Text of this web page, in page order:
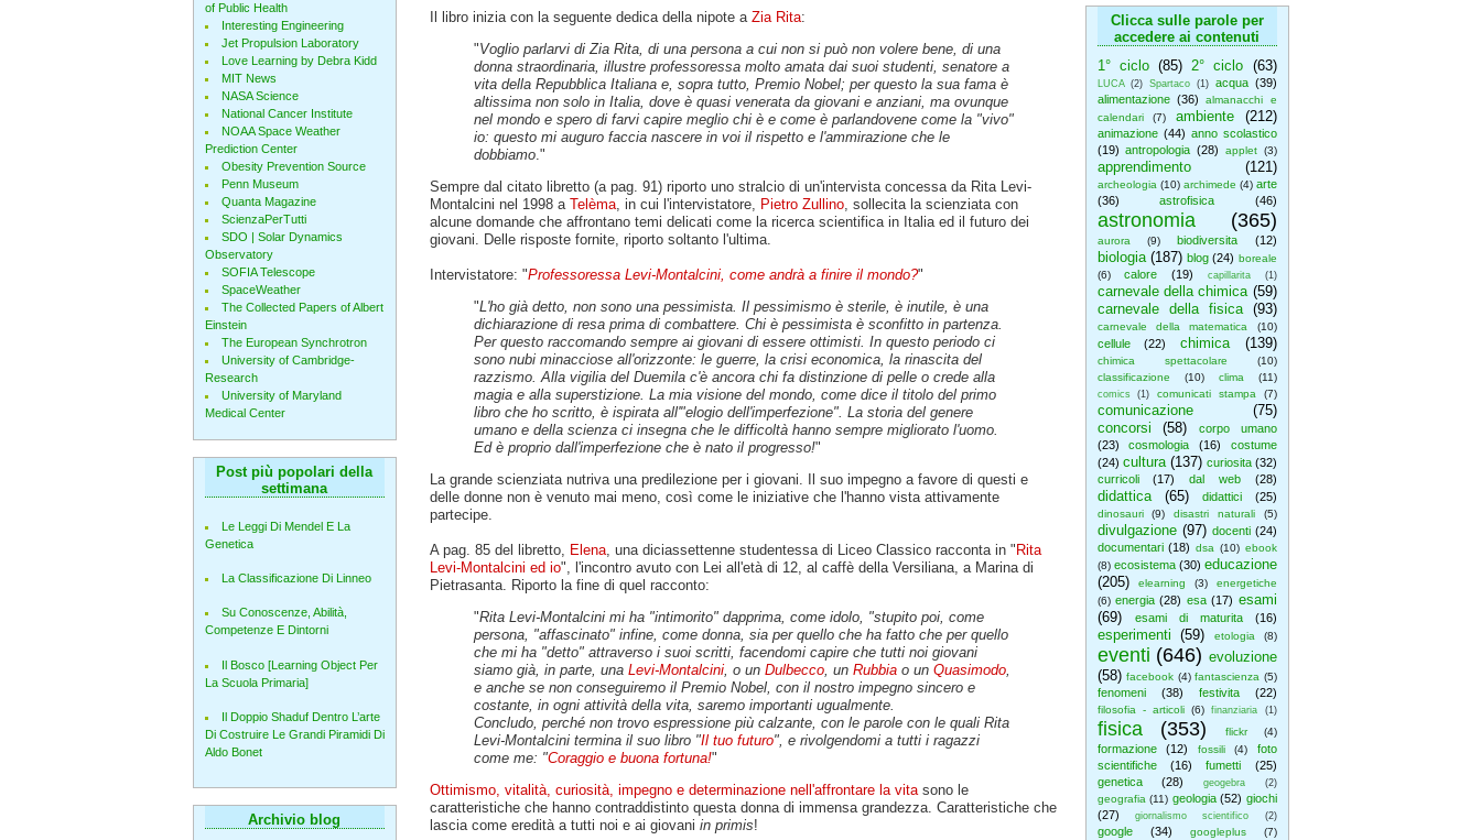
Clicca sulle parole per
accedere ai contenuti
1° ciclo (85) 2° ciclo (63)
LUCA (2) Spartaco (1) acqua (39)
alimentazione (36)
almanacchi e
calendari
(7) ambiente (212)
animazione (44) anno scolastico
(19) antropologia (28) applet (3)
apprendimento (121)
archeologia (10) archimede (4) arte
(36)
astrofisica (46)
astronomia (365)
aurora (9) biodiversita (12)
biologia (187) blog (24) boreale
(6)
calore (19) capillarita (1)
carnevale della chimica (59)
carnevale della fisica
(93)
carnevale della matematica (10)
cellule (22) chimica (139)
chimica spettacolare
(10)
classificazione
(10) clima (11)
comics (1) comunicati stampa (7)
comunicazione
(75)
concorsi
(58)
corpo umano
(23)
cosmologia (16)
costume
(24) cultura (137) curiosita (32)
curricoli
(17) dal web (28)
didattica (65) didattici (25)
dinosauri (9) disastri naturali (5)
divulgazione (97) docenti (24)
documentari (18) dsa (10) ebook
(8) ecosistema (30) educazione
(205)
elearning (3)
energetiche
(6) energia (28) esa (17) esami
(69)
esami di maturita (16)
esperimenti (59) etologia (8)
eventi (646) evoluzione
(58) facebook (4) fantascienza (5)
fenomeni (38) festivita (22)
filosofia - articoli (6) finanziaria (1)
fisica (353) flickr (4)
formazione (12) fossili (4)
foto
scientifiche
(16) fumetti
(25)
genetica
(28) geogebra (2)
geografia (11) geologia (52) giochi
(27)
giornalismo scientifico (2)
google (34) googleplus (7)
Il libro inizia con la seguente dedica della nipote a Zia Rita:
"Voglio parlarvi di Zia Rita, di una persona a cui non si può non volere bene, di una
donna straordinaria, illustre professoressa molto amata dai suoi studenti, senatore a
vita della Repubblica Italiana e, sopra tutto, Premio Nobel; per questo la sua fama è
altissima non solo in Italia, dove è quasi venerata da giovani e anziani, ma ovunque
nel mondo e spero di farvi capire meglio chi è e come è parlandovene come la "vivo"
io: questo mi auguro faccia nascere in voi il rispetto e l'ammirazione che le
dobbiamo."
Sempre dal citato libretto (a pag. 91) riporto uno stralcio di un'intervista concessa da Rita Levi-
Montalcini nel 1998 a Telèma, in cui l'intervistatore, Pietro Zullino, sollecita la scienziata con
alcune domande che affrontano temi delicati come la ricerca scientifica in Italia ed il futuro dei
giovani. Delle risposte fornite, riporto soltanto l'ultima.
Intervistatore: "Professoressa Levi-Montalcini, come andrà a finire il mondo?"
"L'ho già detto, non sono una pessimista. Il pessimismo è sterile, è inutile, è una
dichiarazione di resa prima di combattere. Chi è pessimista è sconfitto in partenza.
Per questo raccomando sempre ai giovani di essere ottimisti. In questo periodo ci
sono nubi minacciose all'orizzonte: le guerre, la crisi economica, la rinascita del
razzismo. Alla vigilia del Duemila c'è ancora chi fa distinzione di pelle o crede alla
magia e alla superstizione. La mia visione del mondo, come dice il titolo del primo
libro che ho scritto, è ispirata all'"elogio dell'imperfezione". La storia del genere
umano e della scienza ci insegna che le difficoltà hanno sempre migliorato l'uomo.
Ed è proprio dall'imperfezione che è nato il progresso!"
La grande scienziata nutriva una predilezione per i giovani. Il suo impegno a favore di questi e
delle donne non è venuto mai meno, così come le iniziative che l'hanno vista attivamente
partecipe.
A pag. 85 del libretto, Elena, una diciassettenne studentessa di Liceo Classico racconta in " Rita
Levi-Montalcini ed io", l'incontro avuto con Lei all'età di 12, al caffè della Versiliana, a Marina di
Pietrasanta. Riporto la fine di quel racconto:
"Rita Levi-Montalcini mi ha "intimorito" dapprima, come idolo, "stupito poi, come
persona, "affascinato" infine, come donna, sia per quello che ha fatto che per quello
che mi ha "detto" attraverso i suoi scritti, facendomi capire che tutti noi giovani
siamo già, in parte, una Levi-Montalcini, o un Dulbecco, un Rubbiao un Quasimodo,
e anche se non conseguiremo il Premio Nobel, con il nostro impegno sincero e
costante, in ogni attività della vita, saremo importanti ugualmente.
Concludo, perché non trovo espressione più calzante, con le parole con le quali Rita
Levi-Montalcini termina il suo libro "Il tuo futuro", e rivolgendomi a tutti i ragazzi
come me: "Coraggio e buona fortuna!"
Ottimismo, vitalità, curiosità, impegno e determinazione nell'affrontare la vita sono le
caratteristiche che hanno contraddistinto questa donna di immensa grandezza. Caratteristiche che
lascia come eredità a tutti noi e ai giovani in primis!
of Public Health
Interesting Engineering
Jet Propulsion Laboratory
Love Learning by Debra Kidd
MIT News
NASA Science
National Cancer Institute
NOAA Space Weather
Prediction Center
Obesity Prevention Source
Penn Museum
Quanta Magazine
ScienzaPerTutti
SDO | Solar Dynamics
Observatory
SOFIA Telescope
SpaceWeather
The Collected Papers of Albert
Einstein
The European Synchrotron
University of Cambridge-
Research
University of Maryland
Medical Center
Post più popolari della
settimana
Le Leggi Di Mendel E La
Genetica
La Classificazione Di Linneo
Su Conoscenze, Abilità,
Competenze E Dintorni
Il Bosco [Learning Object Per
La Scuola Primaria]
Il Doppio Shaduf Dentro L’arte
Di Costruire Le Grandi Piramidi Di
Aldo Bonet
Archivio blog